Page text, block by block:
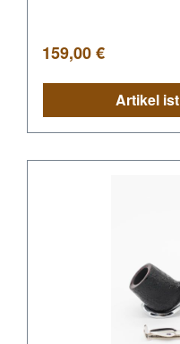
Regulärer Preis:
159,00 €
Artikel